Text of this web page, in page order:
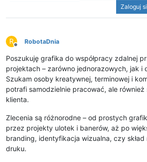
Zaloguj
R
Niedostępny
RobotaDnia
Poszukuję grafika do współpracy zdalnej
projektach – zarówno jednorazowych, jak i
Szukam osoby kreatywnej, terminowej i
potrafi samodzielnie pracować, ale również
klienta.
Zlecenia są różnorodne – od prostych
przez projekty ulotek i banerów, aż po
branding, identyfikacja wizualna, czy skład
druku.